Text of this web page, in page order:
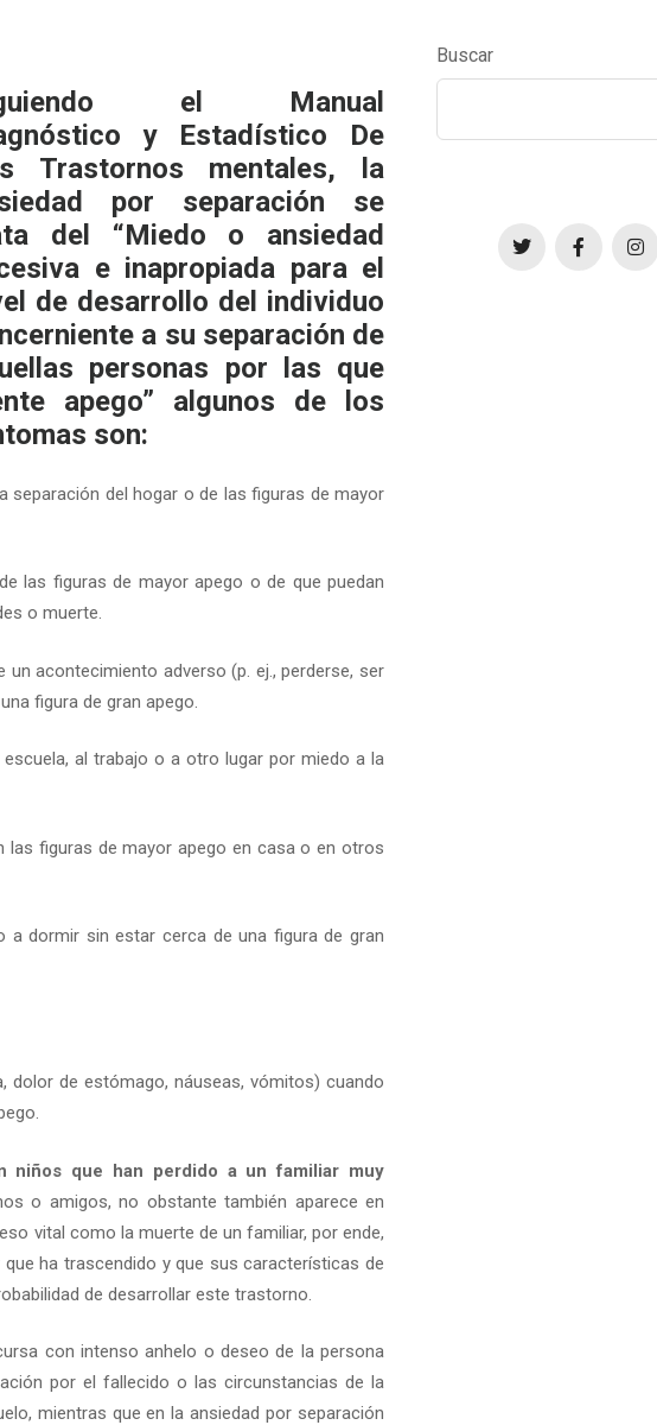
el Manual
y Estadístico De
Trastornos mentales, la
por separación se
del “Miedo o ansiedad
e inapropiada para el
de desarrollo del individuo
a su separación de
personas por las que
apego” algunos de los
son:
separación del hogar o de las figuras de mayor
las figuras de mayor apego o de que puedan
o muerte.
acontecimiento adverso (p. ej., perderse, ser
figura de gran apego.
al trabajo o a otro lugar por miedo a la
figuras de mayor apego en casa o en otros
dormir sin estar cerca de una figura de gran
dolor de estómago, náuseas, vómitos) cuando
niños que han perdido a un familiar muy
o amigos, no obstante también aparece en
vital como la muerte de un familiar, por ende,
ha trascendido y que sus características de
de desarrollar este trastorno.
con intenso anhelo o deseo de la persona
por el fallecido o las circunstancias de la
mientras que en la ansiedad por separación
Buscar